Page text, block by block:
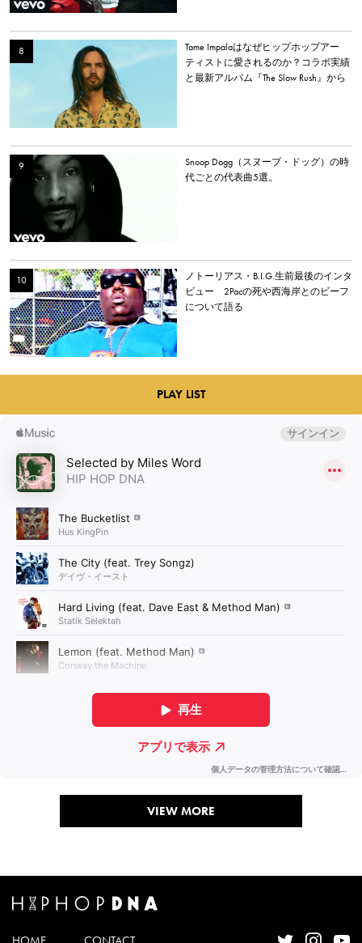
Tame Impalaはなぜヒップホップアー
ティストに愛されるのか？コラボ実績
と最新アルバム『The Slow Rush』から
Snoop Dogg（スヌープ・ドッグ）の時
代ごとの代表曲5選。
ノトーリアス・B.I.G.生前最後のインタ
ビュー 2Pacの死や西海岸とのビーフ
について語る
PLAY LIST
VIEW MORE